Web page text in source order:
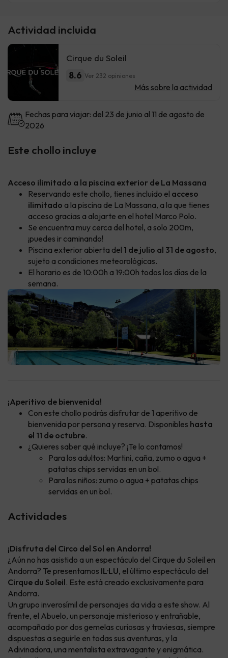
Actividad incluida
Cirque du Soleil
8.6 Ver 232 opiniones
Más sobre la actividad
Fechas para viajar: del 23 de junio al 11 de agosto de
2026
Este chollo incluye
Acceso ilimitado a la piscina exterior de La Massana
Reservando este chollo, tienes incluido el acceso
ilimitado a la piscina de La Massana, a la que tienes
acceso gracias a alojarte en el hotel Marco Polo.
Se encuentra muy cerca del hotel, a solo 200m,
¡puedes ir caminando!
Piscina exterior abierta del 1 de julio al 31 de agosto,
sujeto a condiciones meteorológicas.
El horario es de 10:00h a 19:00h todos los días de la
semana.
¡Aperitivo de bienvenida!
Con este chollo podrás disfrutar de 1 aperitivo de
bienvenida por persona y reserva. Disponibles hasta
el 11 de octubre.
¿Quieres saber qué incluye? ¡Te lo contamos!
Para los adultos: Martini, caña, zumo o agua +
patatas chips servidas en un bol.
Para los niños: zumo o agua + patatas chips
servidas en un bol.
Actividades
¡Disfruta del Circo del Sol en Andorra!
¿Aún no has asistido a un espectáculo del Cirque du Soleil en
Andorra? Te presentamos IL·LU, el último espectáculo del
Cirque du Soleil. Este está creado exclusivamente para
Andorra.
Un grupo inverosímil de personajes da vida a este show. Al
frente, el Abuelo, un personaje misterioso y entrañable,
acompañado por dos gemelas curiosas y traviesas, siempre
dispuestas a seguirle en todas sus aventuras, y la
Adivinadora, una mentalista extravagante y enigmática.